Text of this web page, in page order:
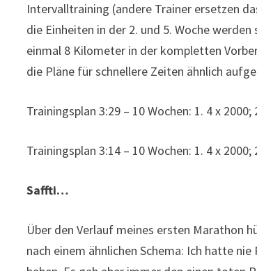
Intervalltraining (andere Trainer ersetzen
die Einheiten in der 2. und 5. Woche
einmal 8 Kilometer in der kompletten
die Pläne für schnellere Zeiten ähnlich
Trainingsplan 3:29 – 10 Wochen: 1. 4 x 2000;
Trainingsplan 3:14 – 10 Wochen: 1. 4 x 2000;
Saffti…
Über den Verlauf meines ersten Marathon
nach einem ähnlichen Schema: Ich hatte